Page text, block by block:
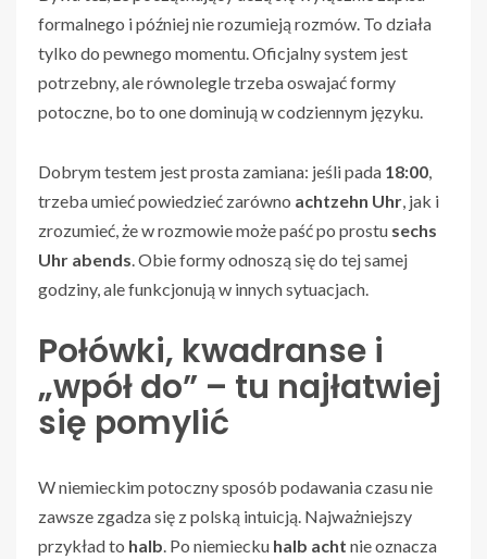
formalnego i później nie rozumieją rozmów. To działa
tylko do pewnego momentu. Oficjalny system jest
potrzebny, ale równolegle trzeba oswajać formy
potoczne, bo to one dominują w codziennym języku.
Dobrym testem jest prosta zamiana: jeśli pada 18:00,
trzeba umieć powiedzieć zarówno achtzehn Uhr, jak i
zrozumieć, że w rozmowie może paść po prostu sechs
Uhr abends. Obie formy odnoszą się do tej samej
godziny, ale funkcjonują w innych sytuacjach.
Połówki, kwadranse i
„wpół do” – tu najłatwiej
się pomylić
W niemieckim potoczny sposób podawania czasu nie
zawsze zgadza się z polską intuicją. Najważniejszy
przykład to halb. Po niemiecku halb acht nie oznacza